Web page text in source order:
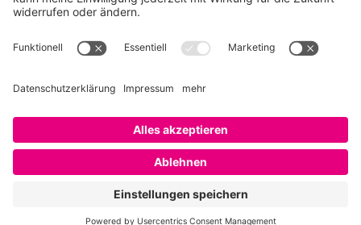
Über SAATKORN
SAATKORN ist der Blog von Gero Hesse. Seit 2009 schreibt
er über die Themen Employer Branding,